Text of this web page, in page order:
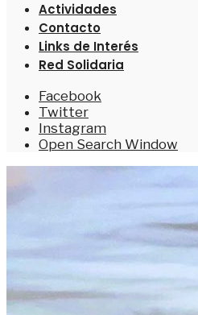
Actividades
Contacto
Links de Interés
Red Solidaria
Facebook
Twitter
Instagram
Open Search Window